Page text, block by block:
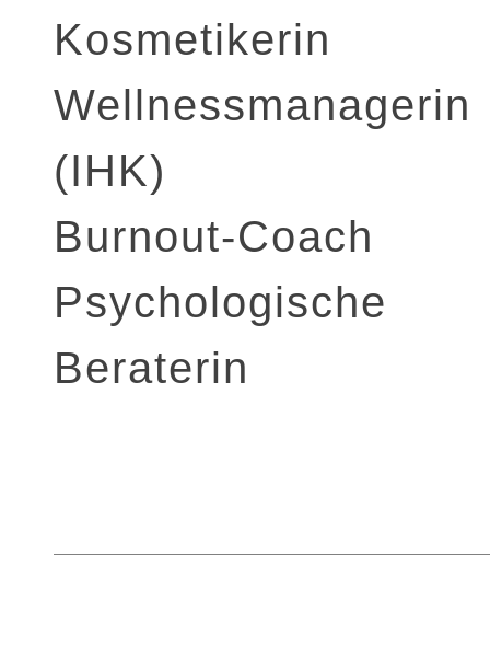
Kosmetikerin
Wellnessmanagerin
(IHK)
Burnout-Coach
Psychologische
Beraterin